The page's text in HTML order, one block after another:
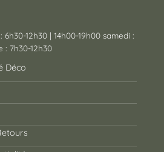
12h30 | 14h00-19h00 samedi :
: 7h30-12h30
Déco